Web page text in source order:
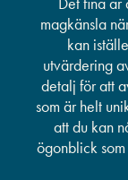
magkänsla
kan
utvärdering
detalj för att
som är helt
att du kan
ögonblick